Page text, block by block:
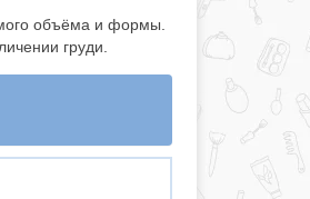
объёма и формы.
груди.